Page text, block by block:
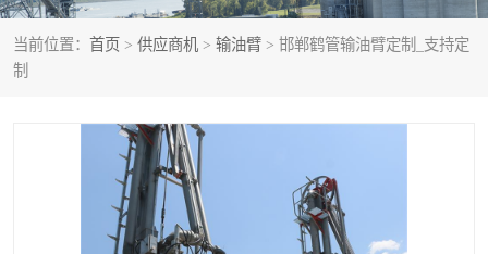
当前位置： 首页 > 供应商机 > 输油臂 > 邯郸鹤管输油臂定制_支持定
制